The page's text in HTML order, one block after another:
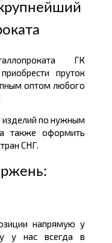
ГК
пруток
оптом любого
изделий по нужным
также оформить
СНГ.
напрямую у
у нас всегда в